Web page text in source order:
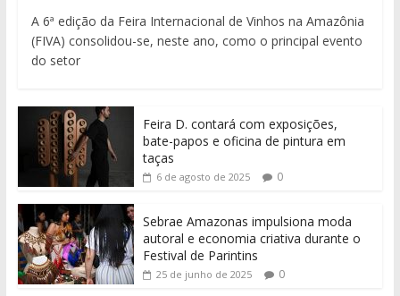
A 6ª edição da Feira Internacional de Vinhos na Amazônia
(FIVA) consolidou-se, neste ano, como o principal evento
do setor
Feira D. contará com exposições,
bate-papos e oficina de pintura em
taças
6 de agosto de 2025 0
Sebrae Amazonas impulsiona moda
autoral e economia criativa durante o
Festival de Parintins
25 de junho de 2025 0